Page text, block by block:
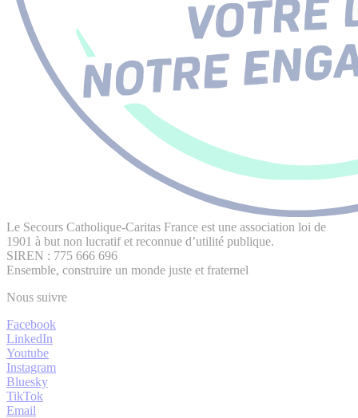
Le Secours Catholique-Caritas France est une association loi de
1901 à but non lucratif et reconnue d’utilité publique.
SIREN : 775 666 696
Ensemble, construire un monde juste et fraternel
Nous suivre
Facebook
LinkedIn
Youtube
Instagram
Bluesky
TikTok
Email